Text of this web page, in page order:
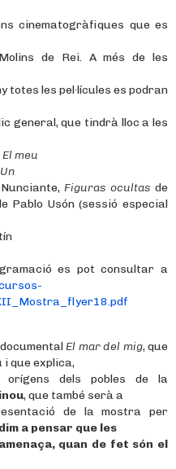
cinematogràfiques que es
de Rei. A més de les
totes les pel·lícules es podran
general, que tindrà lloc a les
El meu
Un
Figuras ocultas de
Pablo Usón (sessió especial
es pot consultar a
El mar del mig, que
que explica,
dels pobles de la
, que també serà a
de la mostra per
a pensar que les
quan de fet són el